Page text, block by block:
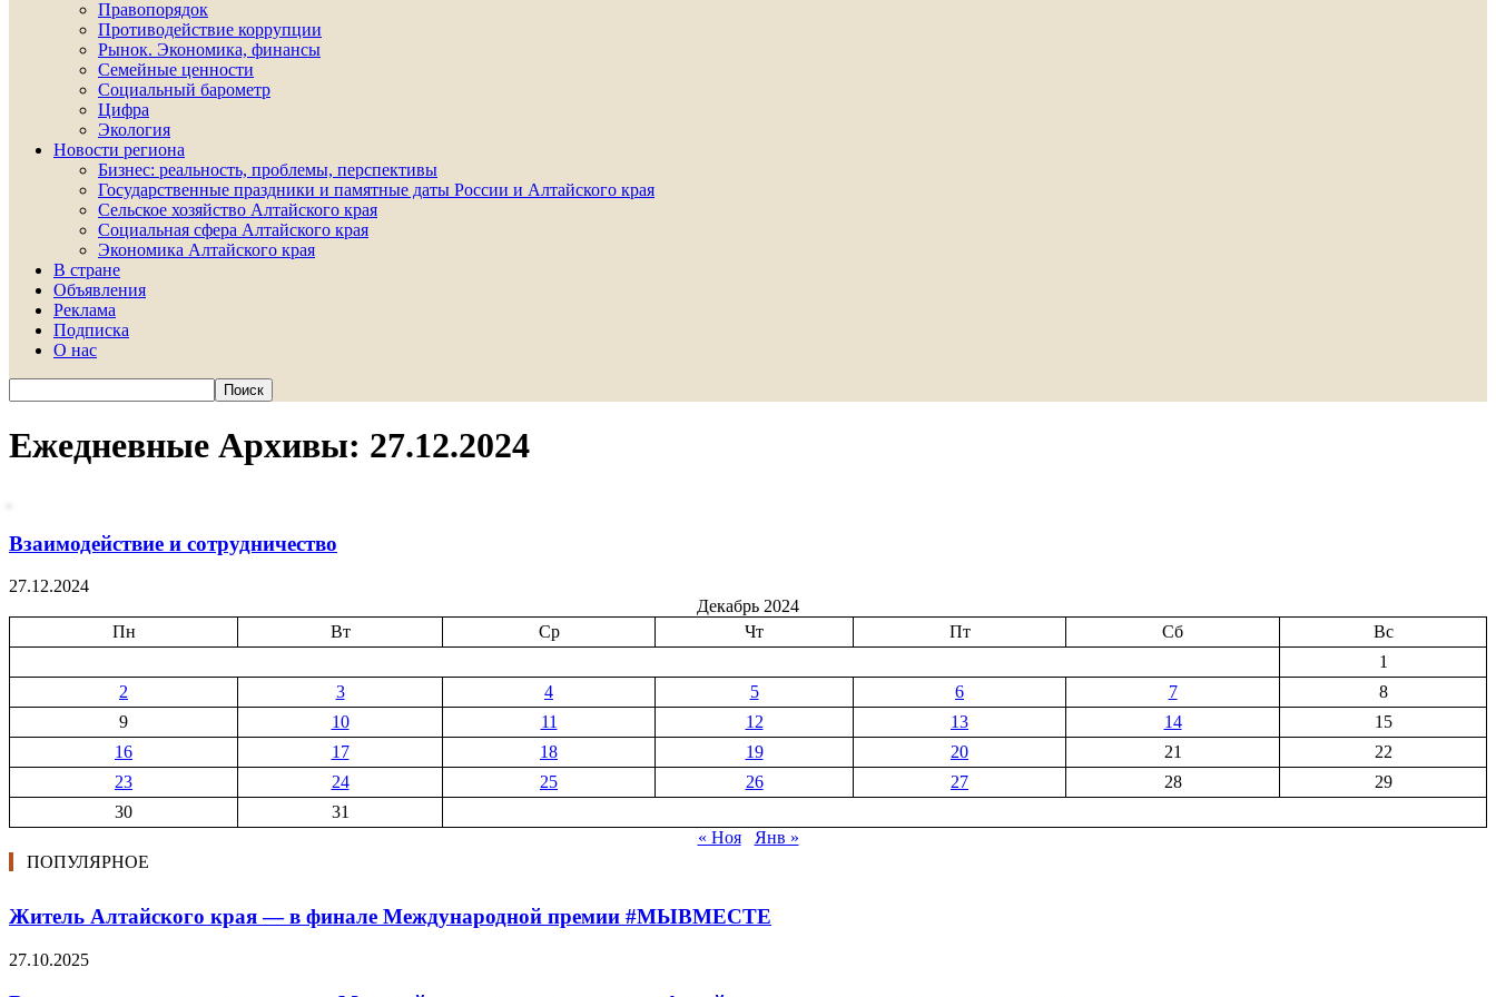
Правопорядок
Противодействие коррупции
Рынок. Экономика, финансы
Семейные ценности
Социальный барометр
Цифра
Экология
Новости региона
Бизнес: реальность, проблемы, перспективы
Государственные праздники и памятные даты России и Алтайского края
Сельское хозяйство Алтайского края
Социальная сфера Алтайского края
Экономика Алтайского края
В стране
Объявления
Реклама
Подписка
О нас
Ежедневные Архивы: 27.12.2024
Взаимодействие и сотрудничество
27.12.2024
Декабрь 2024
Пн
Вт Ср Чт Пт Сб
Вс
1
2
3 4 5 6 7
8
9
10 11 12 13 14
15
16
17 18 19 20 21
22
23
24 25 26 27 28
29
30
31
« Ноя
Янв »
ПОПУЛЯРНОЕ
Житель Алтайского края — в финале Международной премии #МЫВМЕСТЕ
27.10.2025